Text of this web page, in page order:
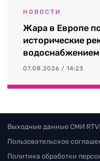
НОВОСТИ
Жара в Европе
исторические
водоснабжением
07.08.2026 / 14:23
Выходные данные СМИ RTVI
Пользовательское
Политика обработки